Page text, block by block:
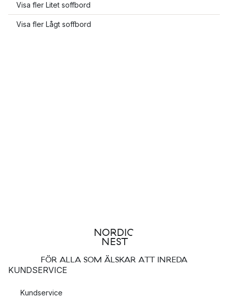
Visa fler Litet soffbord
Visa fler Lågt soffbord
FÖR ALLA SOM ÄLSKAR ATT INREDA
KUNDSERVICE
Kundservice